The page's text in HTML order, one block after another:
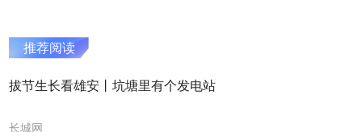
推荐阅读
拔节生长看雄安丨坑塘里有个发电站
长城网